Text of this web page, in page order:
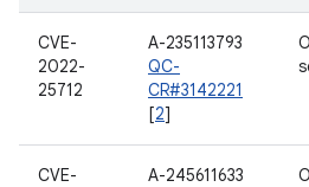
CVE-
2022-
25712
A-235113793
QC-
CR#3142221
[2]
CVE-
A-245611633